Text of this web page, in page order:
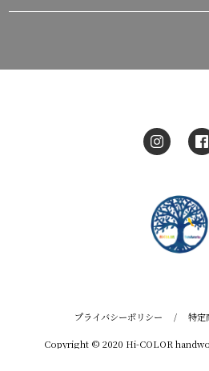
プライバシーポリシー / 特定
Copyright © 2020 Hi-COLOR